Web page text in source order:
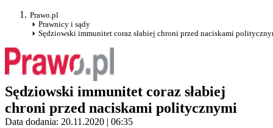
Prawo.pl
Prawnicy i sądy
Sędziowski immunitet coraz słabiej chroni przed naciskami
Sędziowski immunitet coraz słabiej
chroni przed naciskami politycznymi
Data dodania: 20.11.2020 | 06:35